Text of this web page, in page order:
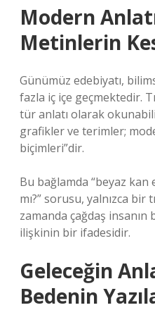
Modern
Metinlerin
Günümüz edebiyatı,
fazla iç içe geçmektedir.
tür anlatı olarak
grafikler ve terimler;
biçimleri”dir.
Bu bağlamda “beyaz
mı?” sorusu, yalnızca bir
zamanda çağdaş
ilişkinin bir ifadesidir.
Geleceğin
Bedenin